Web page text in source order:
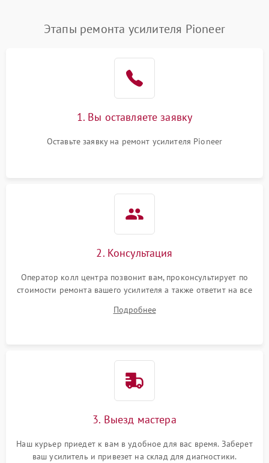
Этапы ремонта усилителя Pioneer
1. Вы оставляете заявку
Оставьте заявку на ремонт усилителя Pioneer
2. Консультация
Оператор колл центра позвонит вам, проконсультирует по
стоимости ремонта вашего усилителя а также ответит на все
Подробнее
3. Выезд мастера
Наш курьер приедет к вам в удобное для вас время. Заберет
ваш усилитель и привезет на склад для диагностики.